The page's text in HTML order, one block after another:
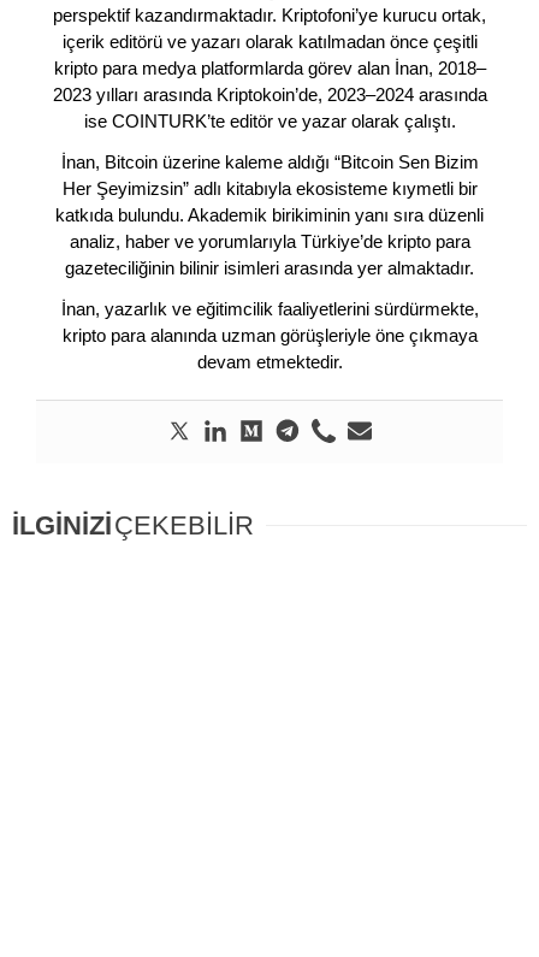
perspektif kazandırmaktadır. Kriptofoni’ye kurucu ortak,
içerik editörü ve yazarı olarak katılmadan önce çeşitli
kripto para medya platformlarda görev alan İnan, 2018–
2023 yılları arasında Kriptokoin’de, 2023–2024 arasında
ise COINTURK’te editör ve yazar olarak çalıştı.
İnan, Bitcoin üzerine kaleme aldığı “Bitcoin Sen Bizim
Her Şeyimizsin” adlı kitabıyla ekosisteme kıymetli bir
katkıda bulundu. Akademik birikiminin yanı sıra düzenli
analiz, haber ve yorumlarıyla Türkiye’de kripto para
gazeteciliğinin bilinir isimleri arasında yer almaktadır.
İnan, yazarlık ve eğitimcilik faaliyetlerini sürdürmekte,
kripto para alanında uzman görüşleriyle öne çıkmaya
devam etmektedir.
İLGİNİZİÇEKEBİLİR